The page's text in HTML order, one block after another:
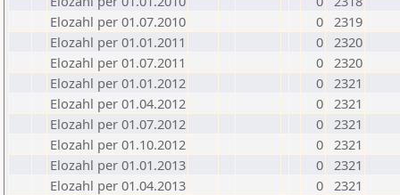
Elozahl per 01.07.2010
0 2319
Elozahl per 01.01.2011
0 2320
Elozahl per 01.07.2011
0 2320
Elozahl per 01.01.2012
0 2321
Elozahl per 01.04.2012
0 2321
Elozahl per 01.07.2012
0 2321
Elozahl per 01.10.2012
0 2321
Elozahl per 01.01.2013
0 2321
Elozahl per 01.04.2013
0 2321